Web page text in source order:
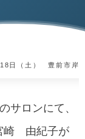
日（土） 豊前市岸
サロンにて、
崎 由紀子が